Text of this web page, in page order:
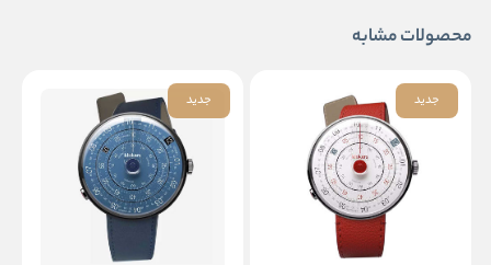
محصولات مشابه
جدید جدید